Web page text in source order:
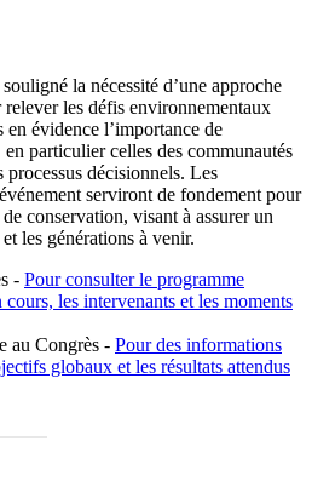
la nécessité d’une approche
les défis environnementaux
évidence l’importance de
particulier celles des communautés
processus décisionnels. Les
serviront de fondement pour
conservation, visant à assurer un
les générations à venir.
- Pour consulter le programme
cours, les intervenants et les moments
au Congrès - Pour des informations
globaux et les résultats attendus